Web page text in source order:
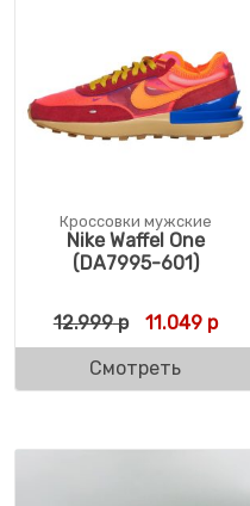
Кроссовки мужские
Nike Waffel One
(DA7995-601)
12.999р 11.049р
Смотреть